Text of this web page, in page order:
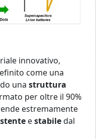
innovativo,
come una
una struttura
per oltre il 90%
estremamente
estabiledal